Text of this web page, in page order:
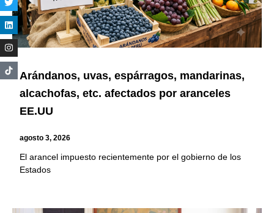
Arándanos, uvas, espárragos, mandarinas,
alcachofas, etc. afectados por aranceles
EE.UU
agosto 3, 2026
El arancel impuesto recientemente por el gobierno de los
Estados